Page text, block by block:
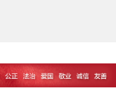
文明创建
马生宣讲